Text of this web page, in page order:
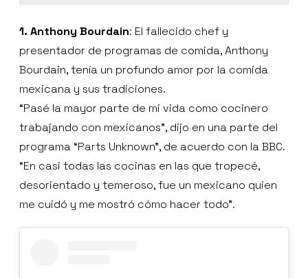
1. Anthony Bourdain: El fallecido chef y
presentador de programas de comida, Anthony
Bourdain, tenía un profundo amor por la comida
mexicana y sus tradiciones.
“Pasé la mayor parte de mi vida como cocinero
trabajando con mexicanos”, dijo en una parte del
programa “Parts Unknown”, de acuerdo con la BBC.
“En casi todas las cocinas en las que tropecé,
desorientado y temeroso, fue un mexicano quien
me cuidó y me mostró cómo hacer todo”.